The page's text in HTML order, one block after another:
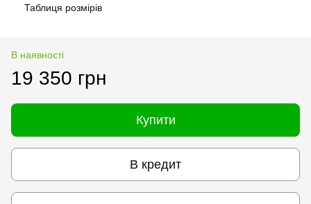
Таблиця розмірів
В наявності
19 350 грн
Купити
В кредит